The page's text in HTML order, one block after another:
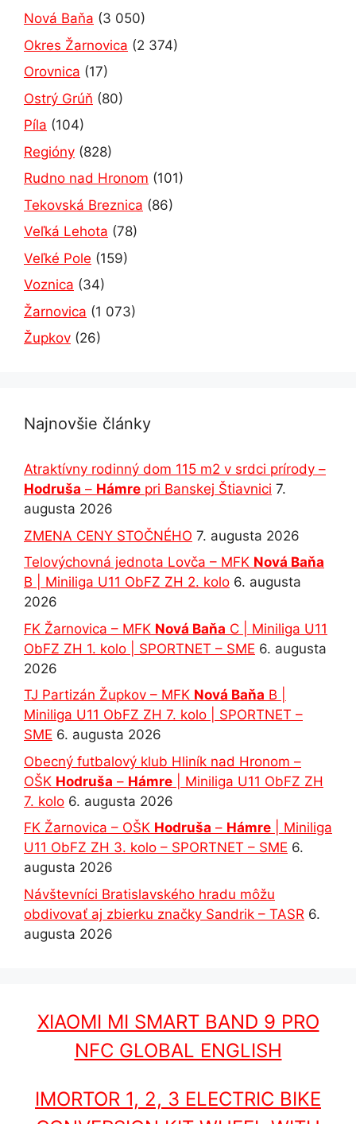
Nová Baňa (3 050)
Okres Žarnovica (2 374)
Orovnica (17)
Ostrý Grúň (80)
Píla (104)
Regióny (828)
Rudno nad Hronom (101)
Tekovská Breznica (86)
Veľká Lehota (78)
Veľké Pole (159)
Voznica (34)
Žarnovica (1 073)
Župkov (26)
Najnovšie články
Atraktívny rodinný dom 115 m2 v srdci prírody –
Hodruša – Hámre pri Banskej Štiavnici 7.
augusta 2026
ZMENA CENY STOČNÉHO 7. augusta 2026
Telovýchovná jednota Lovča – MFK Nová Baňa
B | Miniliga U11 ObFZ ZH 2. kolo 6. augusta
2026
FK Žarnovica – MFK Nová Baňa C | Miniliga U11
ObFZ ZH 1. kolo | SPORTNET – SME 6. augusta
2026
TJ Partizán Župkov – MFK Nová Baňa B |
Miniliga U11 ObFZ ZH 7. kolo | SPORTNET –
SME 6. augusta 2026
Obecný futbalový klub Hliník nad Hronom –
OŠK Hodruša – Hámre | Miniliga U11 ObFZ ZH
7. kolo 6. augusta 2026
FK Žarnovica – OŠK Hodruša – Hámre | Miniliga
U11 ObFZ ZH 3. kolo – SPORTNET – SME 6.
augusta 2026
Návštevníci Bratislavského hradu môžu
obdivovať aj zbierku značky Sandrik – TASR 6.
augusta 2026
XIAOMI MI SMART BAND 9 PRO
NFC GLOBAL ENGLISH
IMORTOR 1, 2, 3 ELECTRIC BIKE